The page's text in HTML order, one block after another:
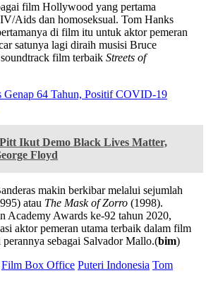
film Hollywood yang pertama
Aids dan homoseksual. Tom Hanks
di film itu untuk aktor pemeran
satunya lagi diraih musisi Bruce
film terbaik Streets of
Genap 64 Tahun, Positif COVID-19
Ikut Demo Black Lives Matter,
Floyd
makin berkibar melalui sejumlah
atau The Mask of Zorro (1998).
Academy Awards ke-92 tahun 2020,
aktor pemeran utama terbaik dalam film
perannya sebagai Salvador Mallo.(bim)
Film Box Office Puteri Indonesia Tom